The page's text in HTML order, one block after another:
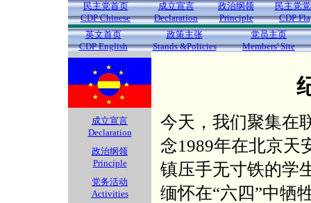
民主党首页
CDP Chinese
成立宣言
Declaration
政治纲领
Principle
民主党
CDP
英文首页
CDP English
政策主张
Stands &Policies
党员主页
Members' Site
成立宣言
Declaration
政治纲领
Principle
党务活动
Activities
今天，我们聚集在
念1989年在北京天
镇压手无寸铁的学
缅怀在“六四”中牺